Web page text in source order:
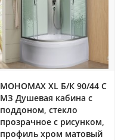
МОНОМАХ XL Б/К 90/44 С
МЗ Душевая кабина с
поддоном, cтекло
прозрачное с рисунком,
профиль хром матовый